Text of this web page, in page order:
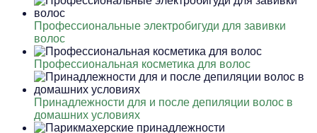
Профессиональные электробигуди для завивки
волос
Профессиональная косметика для волос
Принадлежности для и после депиляции волос в
домашних условиях